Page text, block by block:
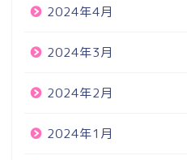
2024年4月
2024年3月
2024年2月
2024年1月